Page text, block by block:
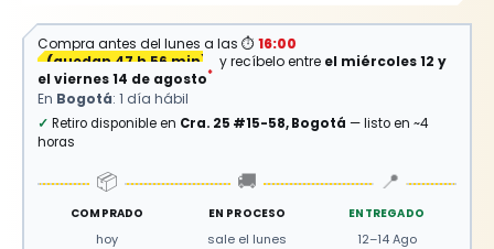
Compra antes del lunes a las ⏱ 16:00
(quedan 47 h 56 min) y recíbelo entre el miércoles 12 y
el viernes 14 de agosto*
En Bogotá: 1 día hábil
✓ Retiro disponible en Cra. 25 #15-58, Bogotá — listo en ~4
horas
📦
COMPRADO
hoy
🚚
EN PROCESO
sale el lunes
📍
ENTREGADO
12–14 Ago